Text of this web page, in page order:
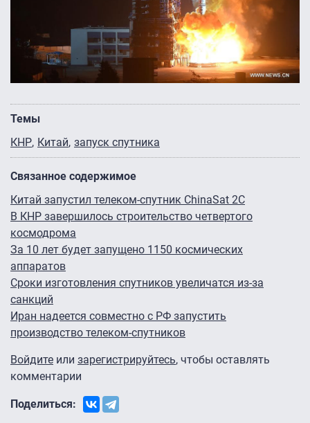
Темы
КНР Китай запуск спутника
Связанное содержимое
Китай запустил телеком-спутник ChinaSat 2C
В КНР завершилось строительство четвертого
космодрома
За 10 лет будет запущено 1150 космических
аппаратов
Сроки изготовления спутников увеличатся из-за
санкций
Иран надеется совместно с РФ запустить
производство телеком-спутников
Войдите или зарегистрируйтесь, чтобы оставлять
комментарии
Поделиться: